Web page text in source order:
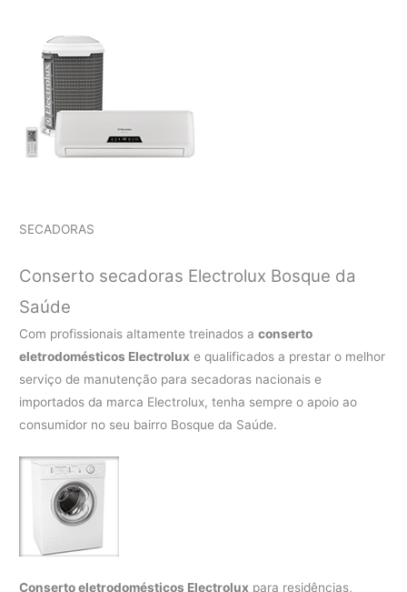
SECADORAS
Conserto secadoras Electrolux Bosque da
Saúde
Com profissionais altamente treinados aconserto
eletrodomésticos Electrolux e qualificados a prestar o melhor
serviço de manutenção para secadoras nacionais e
importados da marca Electrolux, tenha sempre o apoio ao
consumidor no seu bairro Bosque da Saúde.
Conserto eletrodomésticos Electrolux para residências,